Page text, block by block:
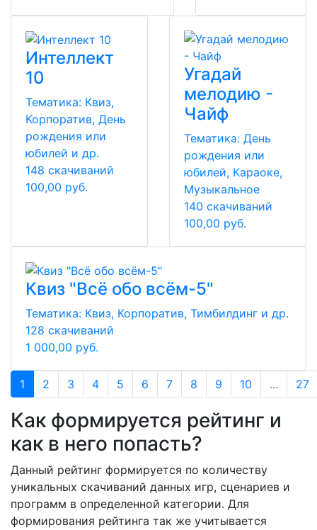
Интеллект
10
Тематика: Квиз,
Корпоратив, День
рождения или
юбилей и др.
148 скачиваний
100,00 руб.
Угадай
мелодию -
Чайф
Тематика: День
рождения или
юбилей, Караоке,
Музыкальное
140 скачиваний
100,00 руб.
Квиз "Всё обо всём-5"
Тематика: Квиз, Корпоратив, Тимбилдинг и др.
128 скачиваний
1 000,00 руб.
1 2 3 4 5 6 7 8 9 10 ... 27
Как формируется рейтинг и
как в него попасть?
Данный рейтинг формируется по количеству
уникальных скачиваний данных игр, сценариев и
программ в определенной категории. Для
формирования рейтинга так же учитывается